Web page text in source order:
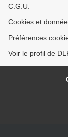
C.G.U.
Cookies et
Préférences
Voir le profil de